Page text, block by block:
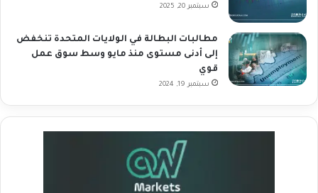
سبتمبر 20, 2025
مطالبات البطالة في الولايات المتحدة تنخفض
إلى أدنى مستوى منذ مايو وسط سوق عمل
قوي
سبتمبر 19, 2024